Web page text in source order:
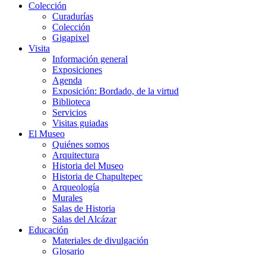
Colección
Curadurías
Colección
Gigapixel
Visita
Información general
Exposiciones
Agenda
Exposición: Bordado, de la virtud
Biblioteca
Servicios
Visitas guiadas
El Museo
Quiénes somos
Arquitectura
Historia del Museo
Historia de Chapultepec
Arqueología
Murales
Salas de Historia
Salas del Alcázar
Educación
Materiales de divulgación
Glosario